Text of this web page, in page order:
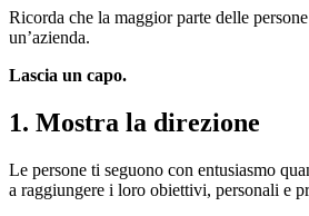
Ricorda che la maggior parte delle
un’azienda.
Lascia un capo.
1. Mostra la direzione
Le persone ti seguono con entusiasmo
a raggiungere i loro obiettivi, personali e